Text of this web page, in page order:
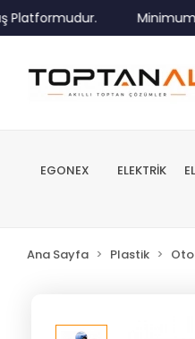
Minimum
EGONEX ELEKTRİK
Ana Sayfa Plastik